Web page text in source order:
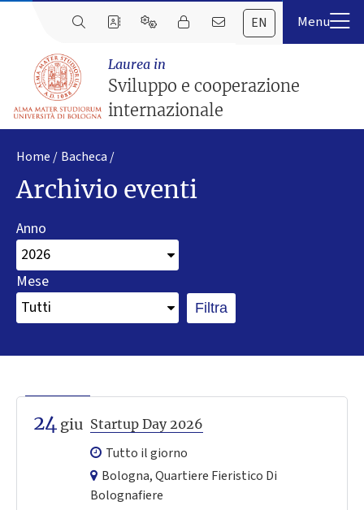
EN
Laurea in
Sviluppo e cooperazione
internazionale
Home Bacheca
Archivio eventi
Anno
Mese
Filtra
24 giu Startup Day 2026
Tutto il giorno
Bologna, Quartiere Fieristico Di
Bolognafiere